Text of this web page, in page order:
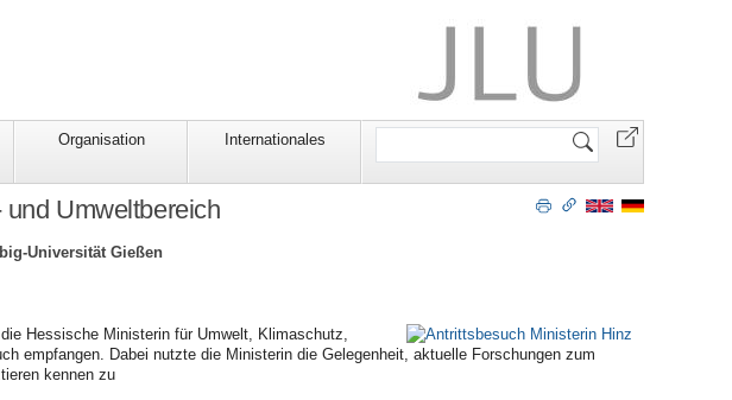
Organisation Internationales
Website
Umweltbereich
Universität Gießen
Hessische Ministerin für Umwelt, Klimaschutz,
empfangen. Dabei nutzte die Ministerin die Gelegenheit, aktuelle Forschungen zum
kennen zu